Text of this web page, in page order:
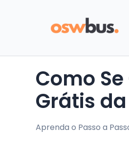
Como Se Cadastrar e Receber Amostras
Grátis
Aprenda o Passo a